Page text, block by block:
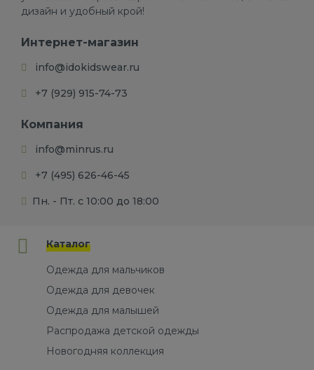
дизайн и удобный крой!
Интернет-магазин
info@idokidswear.ru
+7 (929) 915-74-73
Компания
info@minrus.ru
+7 (495) 626-46-45
Пн. - Пт. с 10:00 до 18:00
Каталог
Одежда для мальчиков
Одежда для девочек
Одежда для малышей
Распродажа детской одежды
Новогодняя коллекция